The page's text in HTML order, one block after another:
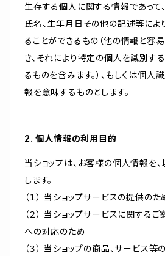
生存する個人に関する情報であって
氏名、生年月日その他の記述等に
ることができるもの（他の情報と容
き、それにより特定の個人を識別す
るものを含みます。）、もしくは個
報を意味するものとします。
2. 個人情報の利用目的
当ショップは、お客様の個人情報を
します。
（１） 当ショップサービスの提供のた
（２） 当ショップサービスに関する
への対応のため
（３） 当ショップの商品、サービス等